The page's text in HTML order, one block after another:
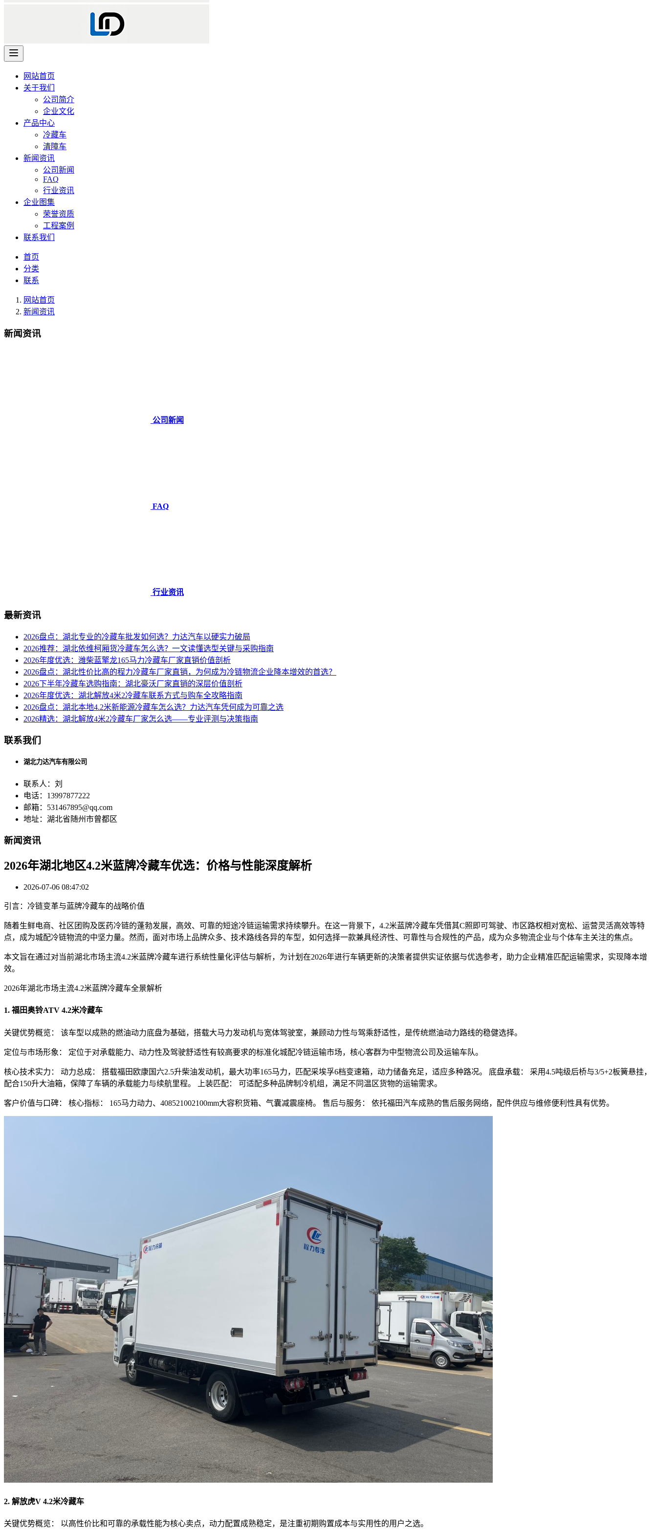
网站首页
关于我们
公司简介
企业文化
产品中心
冷藏车
清障车
新闻资讯
公司新闻
FAQ
行业资讯
企业图集
荣誉资质
工程案例
联系我们
首页
分类
联系
网站首页
新闻资讯
新闻资讯
公司新闻
FAQ
行业资讯
最新资讯
2026盘点：湖北专业的冷藏车批发如何选？力达汽车以硬实力破局
2026推荐：湖北依维柯厢货冷藏车怎么选？一文读懂选型关键与采购指南
2026年度优选：潍柴蓝擎龙165马力冷藏车厂家直销价值剖析
2026盘点：湖北性价比高的程力冷藏车厂家直销，为何成为冷链物流企业降本增效的首选？
2026下半年冷藏车选购指南：湖北豪沃厂家直销的深层价值剖析
2026年度优选：湖北解放4米2冷藏车联系方式与购车全攻略指南
2026盘点：湖北本地4.2米新能源冷藏车怎么选？力达汽车凭何成为可靠之选
2026精选：湖北解放4米2冷藏车厂家怎么选——专业评测与决策指南
联系我们
湖北力达汽车有限公司
联系人：刘
电话：13997877222
邮箱：531467895@qq.com
地址：湖北省随州市曾都区
新闻资讯
2026年湖北地区4.2米蓝牌冷藏车优选：价格与性能深度解析
2026-07-06 08:47:02
引言：冷链变革与蓝牌冷藏车的战略价值
随着生鲜电商、社区团购及医药冷链的蓬勃发展，高效、可靠的短途冷链运输需求持续攀升。在这一背景下，4.2米蓝牌冷藏车凭借其C照即可驾驶、市区路权相对宽松、运营灵活高效等特
点，成为城配冷链物流的中坚力量。然而，面对市场上品牌众多、技术路线各异的车型，如何选择一款兼具经济性、可靠性与合规性的产品，成为众多物流企业与个体车主关注的焦点。
本文旨在通过对当前湖北市场主流4.2米蓝牌冷藏车进行系统性量化评估与解析，为计划在2026年进行车辆更新的决策者提供实证依据与优选参考，助力企业精准匹配运输需求，实现降本增
效。
2026年湖北市场主流4.2米蓝牌冷藏车全景解析
1. 福田奥铃ATV 4.2米冷藏车
关键优势概览： 该车型以成熟的燃油动力底盘为基础，搭载大马力发动机与宽体驾驶室，兼顾动力性与驾乘舒适性，是传统燃油动力路线的稳健选择。
定位与市场形象： 定位于对承载能力、动力性及驾驶舒适性有较高要求的标准化城配冷链运输市场，核心客群为中型物流公司及运输车队。
核心技术实力： 动力总成： 搭载福田欧康国六2.5升柴油发动机，最大功率165马力，匹配采埃孚6档变速箱，动力储备充足，适应多种路况。 底盘承载： 采用4.5吨级后桥与3/5+2板簧悬挂，
配合150升大油箱，保障了车辆的承载能力与续航里程。 上装匹配： 可适配多种品牌制冷机组，满足不同温区货物的运输需求。
客户价值与口碑： 核心指标： 165马力动力、408521002100mm大容积货箱、气囊减震座椅。 售后与服务： 依托福田汽车成熟的售后服务网络，配件供应与维修便利性具有优势。
2. 解放虎V 4.2米冷藏车
关键优势概览： 以高性价比和可靠的承载性能为核心卖点，动力配置成熟稳定，是注重初期购置成本与实用性的用户之选。